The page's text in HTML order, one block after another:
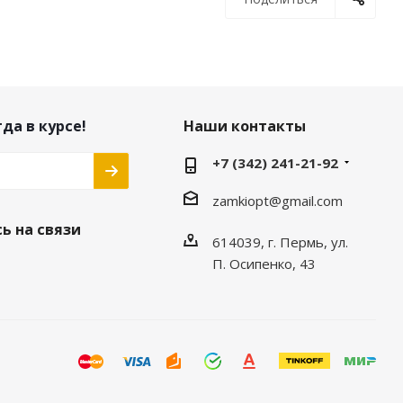
в курсе!
на связи
Наши контакты
+7 (342) 241-21-92
zamkiopt@gmail.com
614039, г. Пермь, ул.
П. Осипенко, 43